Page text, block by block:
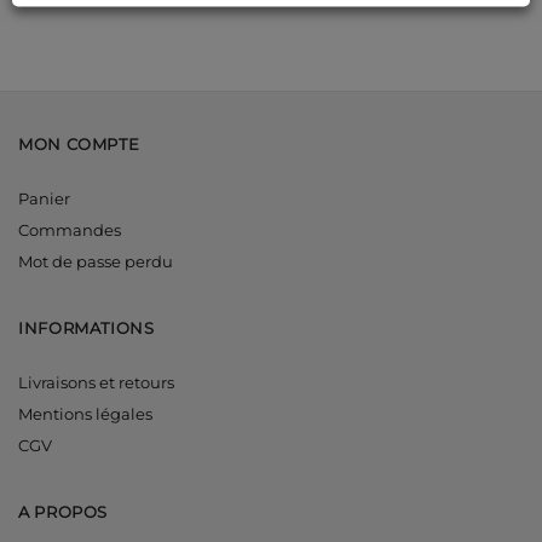
MON COMPTE
Panier
Commandes
Mot de passe perdu
INFORMATIONS
Livraisons et retours
Mentions légales
CGV
A PROPOS